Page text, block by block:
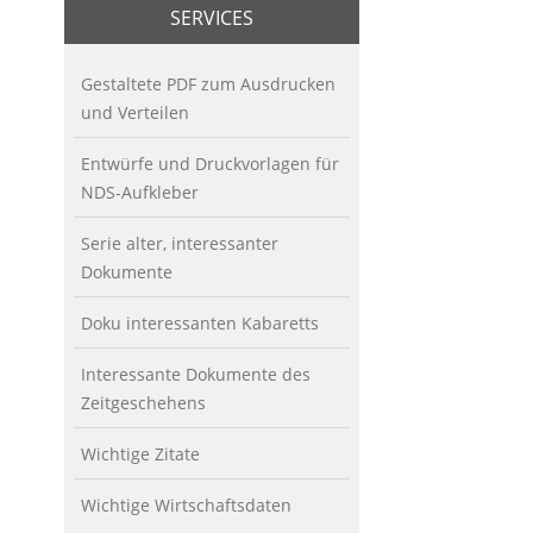
SERVICES
Gestaltete PDF zum Ausdrucken
und Verteilen
Entwürfe und Druckvorlagen für
NDS-Aufkleber
Serie alter, interessanter
Dokumente
Doku interessanten Kabaretts
Interessante Dokumente des
Zeitgeschehens
Wichtige Zitate
Wichtige Wirtschaftsdaten